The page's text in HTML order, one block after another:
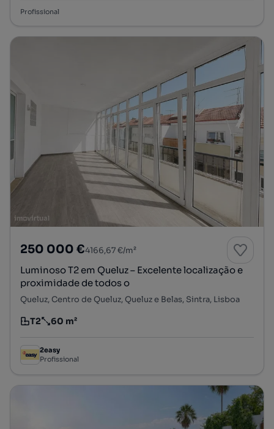
Profissional
250 000 €4166,67 €/m²
Luminoso T2 em Queluz – Excelente localização e
proximidade de todos o
Queluz, Centro de Queluz, Queluz e Belas, Sintra, Lisboa
Tipologia
T2
Preço por metro quadrado
60 m²
2easy
Profissional